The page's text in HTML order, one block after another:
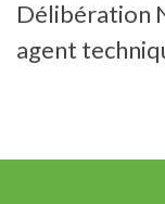
Délibération
agent